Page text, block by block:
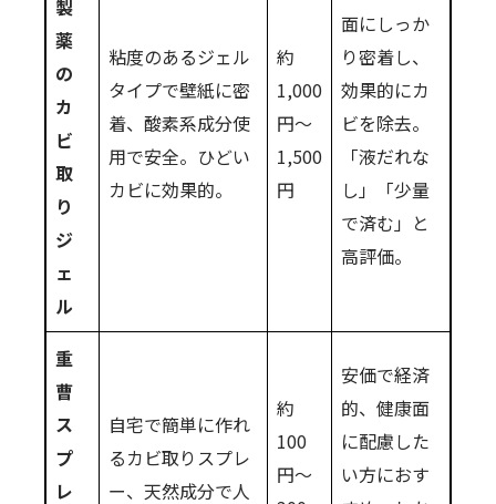
製
薬
の
カ
ビ
取
り
ジ
ェ
ル
粘度のあるジェル
タイプで壁紙に密
着、酸素系成分使
用で安全。ひどい
カビに効果的。
約
1,000
円～
1,500
円
面にしっか
り密着し、
効果的にカ
ビを除去。
「液だれな
し」「少量
で済む」と
高評価。
重
曹
ス
プ
レ
自宅で簡単に作れ
るカビ取りスプレ
ー、天然成分で人
約
100
円～
安価で経済
的、健康面
に配慮した
い方におす